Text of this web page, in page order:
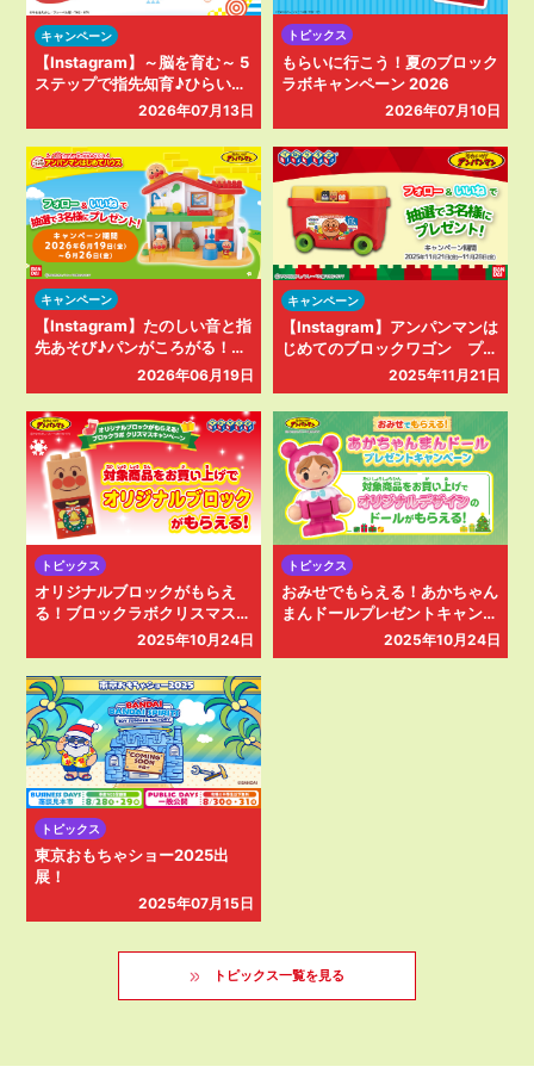
キャンペーン
【Instagram】～脳を育む～ 5
ステップで指先知育♪ひらいて
ぴょこん プレゼントキャンペ
ーン
2026年07月13日
トピックス
もらいに行こう！夏のブロック
ラボキャンペーン 2026
2026年07月10日
キャンペーン
【Instagram】たのしい音と指
先あそび♪パンがころがる！ア
ンパンマンはじめてハウス プ
レゼントキャンペーン
2026年06月19日
キャンペーン
【Instagram】アンパンマンは
じめてのブロックワゴン プレ
ゼントキャンペーン2025年11月21日
トピックス
オリジナルブロックがもらえ
る！ブロックラボクリスマスキ
2025年10月24日
トピックス
おみせでもらえる！あかちゃん
まんドールプレゼントキャンペ
2025年10月24日
トピックス
東京おもちゃショー2025出
展！
2025年07月15日
トピックス一覧を見る